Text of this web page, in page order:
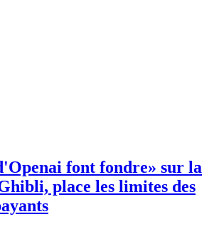
font fondre» sur la
place les limites des